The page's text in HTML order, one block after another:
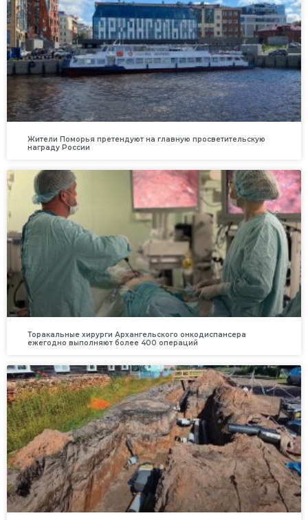
Жители Поморья претендуют на главную просветительскую
награду России
Торакальные хирурги Архангельского онкодиспансера
ежегодно выполняют более 400 операций